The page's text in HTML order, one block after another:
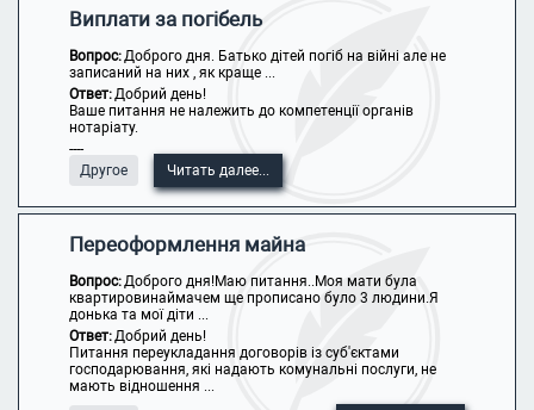
Виплати за погібель
Вопрос:Доброго дня. Батько дітей погіб на війні але не
записаний на них , як краще ...
Ответ:Добрий день!
Ваше питання не належить до компетенції органів
нотаріату.
----
Другое
Читать далее...
Переоформлення майна
Вопрос:Доброго дня!Маю питання..Моя мати була
квартировинаймачем ще прописано було 3 людини.Я
донька та мої діти ...
Ответ:Добрий день!
Питання переукладання договорів із суб'єктами
господарювання, які надають комунальні послуги, не
мають відношення ...